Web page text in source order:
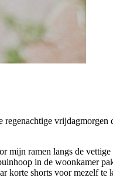
vrijdagmorgen
mijn ramen langs de
in de woonkamer
korte shorts voor mezelf te